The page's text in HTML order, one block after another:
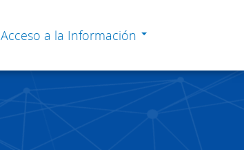
Acceso a la Información